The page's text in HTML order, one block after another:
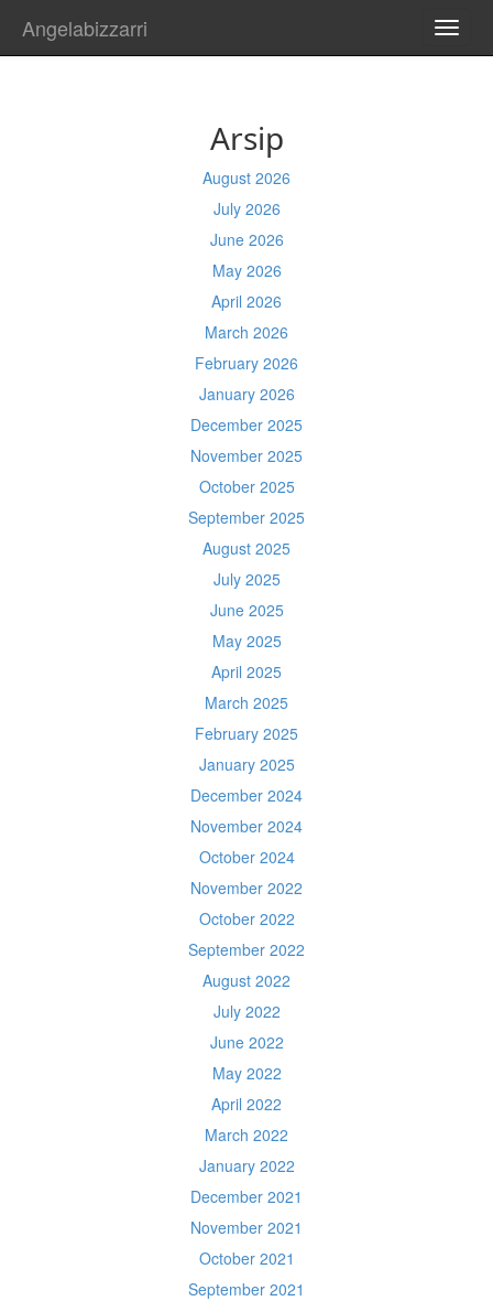
Angelabizzarri
Arsip
August 2026
July 2026
June 2026
May 2026
April 2026
March 2026
February 2026
January 2026
December 2025
November 2025
October 2025
September 2025
August 2025
July 2025
June 2025
May 2025
April 2025
March 2025
February 2025
January 2025
December 2024
November 2024
October 2024
November 2022
October 2022
September 2022
August 2022
July 2022
June 2022
May 2022
April 2022
March 2022
January 2022
December 2021
November 2021
October 2021
September 2021